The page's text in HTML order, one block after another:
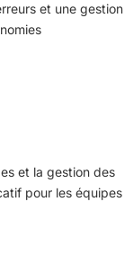
et une gestion
et la gestion des
pour les équipes